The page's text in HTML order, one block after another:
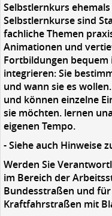
Selbstlernkurs
Selbstlernkurse sind
fachliche Themen
Animationen und
Fortbildungen
integrieren: Sie
und wann sie es
und können einzelne
sie möchten. lernen
eigenen Tempo.
- Siehe auch Hinweise
Werden Sie
im Bereich der
Bundesstraßen und
Kraftfahrstraßen mit